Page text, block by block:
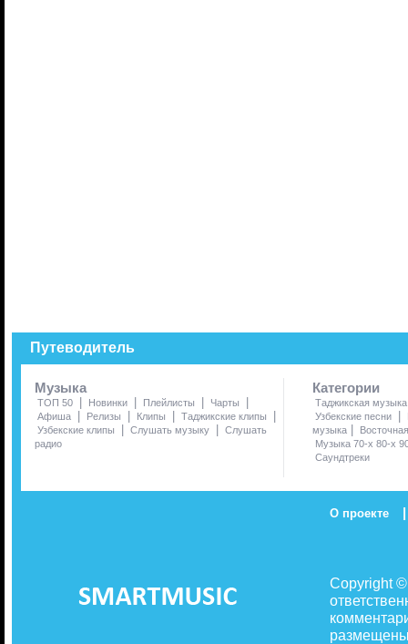
Путеводитель
Музыка
ТОП 50 | Новинки | Плейлисты | Чарты |
Афиша | Релизы | Клипы | Таджикские клипы |
Узбекские клипы | Слушать музыку | Слушать
радио
Категории
Таджикская музыка
Узбекские песни
|
музыка |
Музыка 70-х 80-х
Саундтреки
О проекте |
Copyright
размещены